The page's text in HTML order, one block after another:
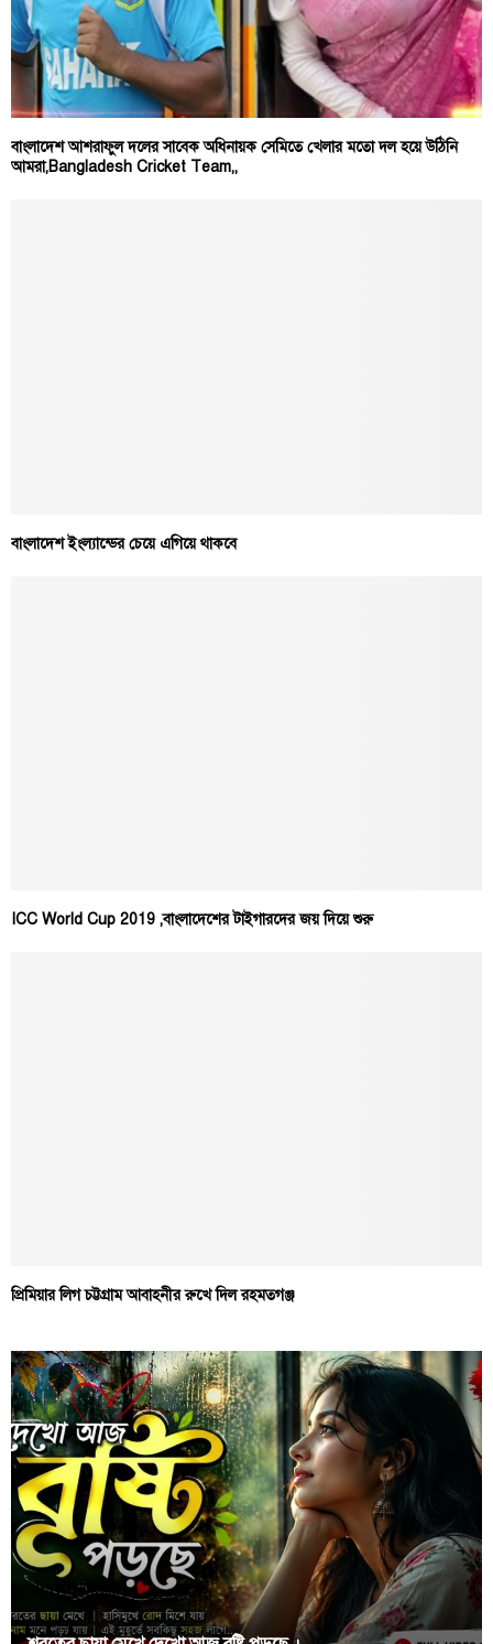
বাংলাদেশ আশরাফুল দলের সাবেক অধিনায়ক সেমিতে খেলার মতো দল হয়ে উঠিনি
আমরা,Bangladesh Cricket Team,,
বাংলাদেশ ইংল্যান্ডের চেয়ে এগিয়ে থাকবে
ICC World Cup 2019 ,বাংলাদেশের টাইগারদের জয় দিয়ে শুরু
প্রিমিয়ার লিগ চট্টগ্রাম আবাহনীর রুখে দিল রহমতগঞ্জ